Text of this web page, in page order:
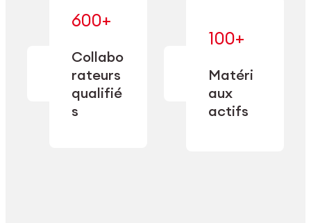
600+
Collabo
rateurs
qualifié
s
expertise
transformée
performance
100+
Matéri
aux
actifs
— maîtrisés
et adaptés
exigences
de chaque
secteur.